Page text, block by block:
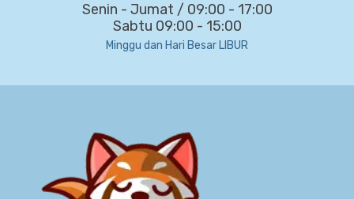
Senin - Jumat / 09:00 - 17:00
Sabtu 09:00 - 15:00
Minggu dan Hari Besar LIBUR